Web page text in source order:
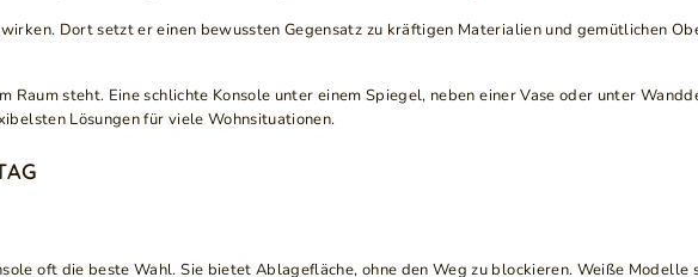
Dort setzt er einen bewussten Gegensatz zu kräftigen Materialien und gemütlichen
steht. Eine schlichte Konsole unter einem Spiegel, neben einer Vase oder unter
Lösungen für viele Wohnsituationen.
oft die beste Wahl. Sie bietet Ablagefläche, ohne den Weg zu blockieren. Weiße Modelle